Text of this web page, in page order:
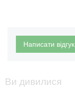
Написати відгук
Ви дивилися